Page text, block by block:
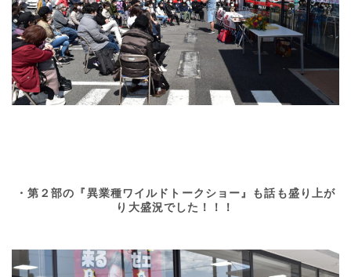
・第２部の『異業種ワイルドトークショー』も話も盛り上が
り大盛況でした！！！